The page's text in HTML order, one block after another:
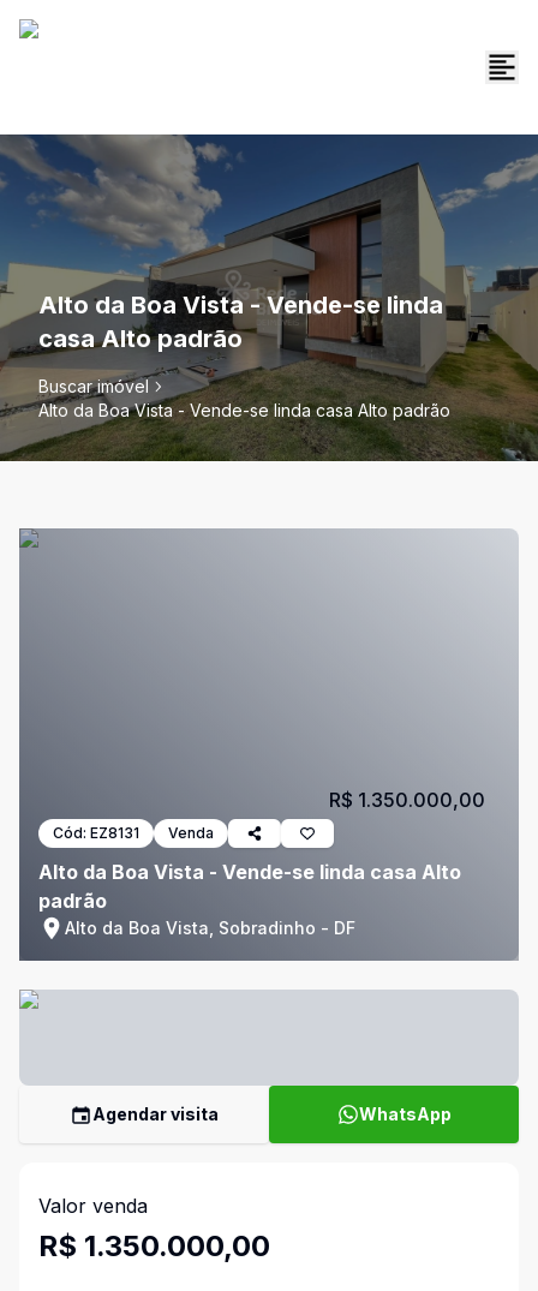
Alto da Boa Vista - Vende-se linda
casa Alto padrão
Buscar imóvel
Alto da Boa Vista - Vende-se linda casa Alto padrão
Cód: EZ8131 Venda
Alto da Boa Vista - Vende-se linda casa Alto
padrão
Alto da Boa Vista, Sobradinho - DF
R$ 1.350.000,00
Agendar visita WhatsApp
Valor venda
R$ 1.350.000,00